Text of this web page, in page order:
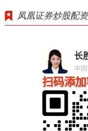
凤凰证券炒股配